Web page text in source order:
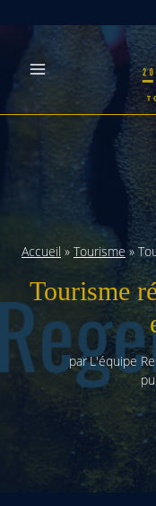
content
Accueil » Tourisme »
Tourisme
parL'équipe